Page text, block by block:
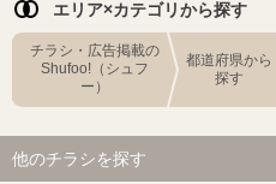
エリア×カテゴリから探す
チラシ・広告掲載の
Shufoo!（シュフ
ー）
都道府県から
探す
他のチラシを探す